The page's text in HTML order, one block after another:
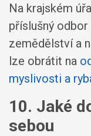
Na krajském
příslušný
zemědělství a
lze obrátit na
myslivosti a
10. Jaké
sebou